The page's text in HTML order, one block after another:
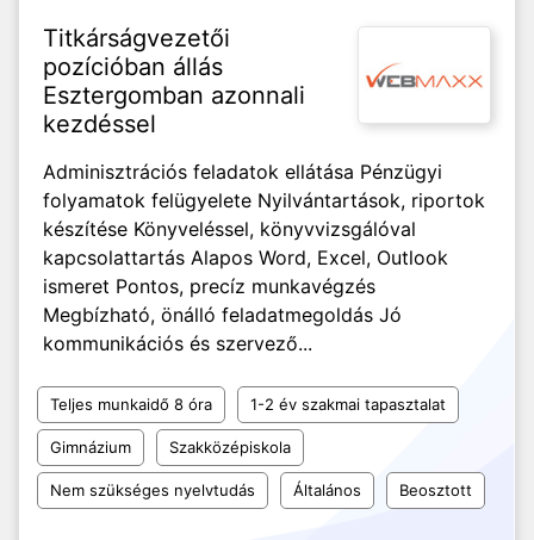
Titkárságvezetői
pozícióban állás
Esztergomban azonnali
kezdéssel
Adminisztrációs feladatok ellátása Pénzügyi
folyamatok felügyelete Nyilvántartások, riportok
készítése Könyveléssel, könyvvizsgálóval
kapcsolattartás Alapos Word, Excel, Outlook
ismeret Pontos, precíz munkavégzés
Megbízható, önálló feladatmegoldás Jó
kommunikációs és szervező...
Teljes munkaidő 8 óra 1-2 év szakmai tapasztalat
Gimnázium Szakközépiskola
Nem szükséges nyelvtudás Általános Beosztott